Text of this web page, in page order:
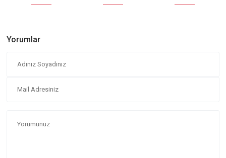
Yorumlar